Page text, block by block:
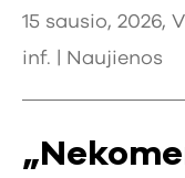
15 sausio, 2026,
inf. |
Naujienos